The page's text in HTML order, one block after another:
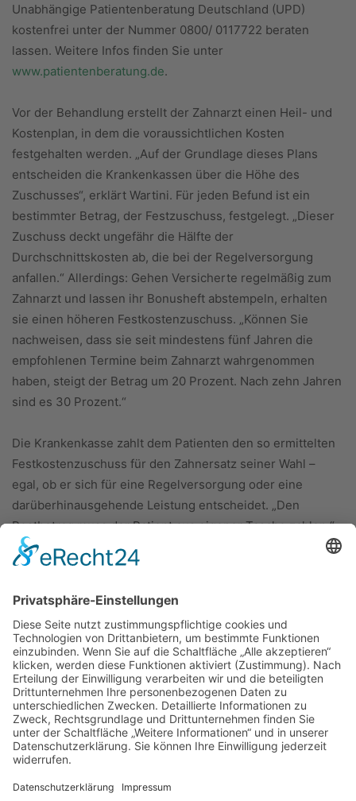
Unabhängige Patientenberatung Deutschland (UPD)
kostenfrei unter der Nummer 0800/ 0117722 beraten
lassen. Weitere Infos finden Sie unter
www.patientenberatung.de.
Vor der Behandlung erstellt der Zahnarzt einen Heil- und
Kostenplan, in dem die voraussichtlichen Kosten
festgehalten werden. „Auf der Grundlage dieses Plans
entscheiden die Krankenkassen über die Höhe des
Zuschusses“, erklärt Wartini. Für jeden Befund ist ein
bestimmter Betrag, der Festzuschuss, festgelegt. „Dieser
Zuschuss deckt ungefähr die Hälfte der
Durchschnittskosten ab, die bei der Regelversorgung
anfallen.“ Allerdings: Gehen Versicherte regelmäßig zum
Zahnarzt und lassen ihr Bonusheft abstempeln, erhalten
sie einen höheren Festkostenzuschuss. „Können Sie
nachweisen, dass sie seit mindestens fünf Jahren die
empfohlenen Termine beim Zahnarzt wahrgenommen
haben, steigt der Betrag um 20 Prozent. Nach zehn Jahren
sind es 30 Prozent.“
Die Krankenkasse zahlt dem Patienten den so ermittelten
Festkostenzuschuss für den Zahnersatz seiner Wahl –
egal, ob er sich für eine Regelversorgung oder eine
darüberhinausgehende Leistung entscheidet. „Den
Restbetrag muss der Patient aus eigener Tasche zahlen.“
ÜBER UNS
KIEL LOKAL
Carsten Frahm Verlag, Inhaber Carsten Frahm
24113 Kiel